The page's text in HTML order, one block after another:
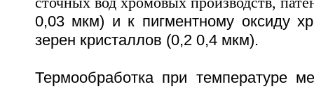
0,03 мкм) и к пигментному оксиду
зерен кристаллов (0,2 0,4 мкм).
Термообработка при температуре